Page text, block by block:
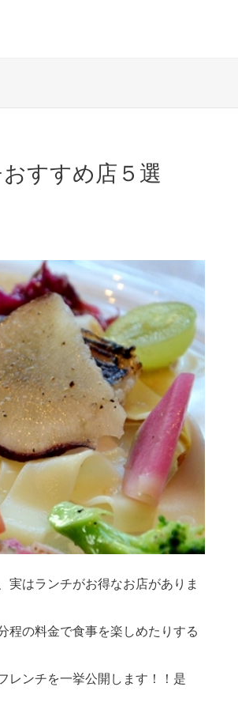
すすめ店５選
実はランチがお得なお店がありま
程の料金で食事を楽しめたりする
レンチを一挙公開します！！是